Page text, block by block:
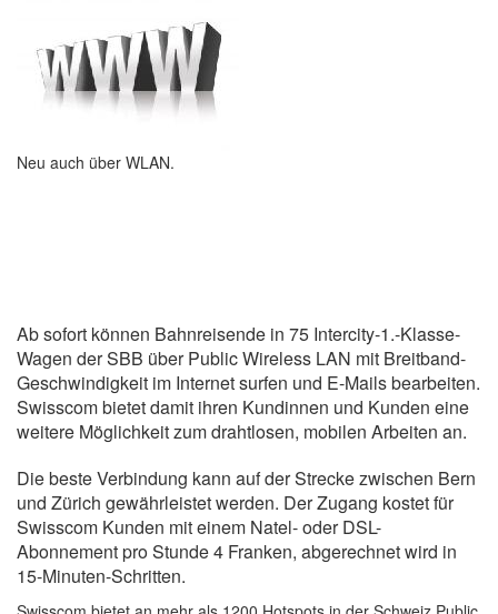
Neu auch über WLAN.
Ab sofort können Bahnreisende in 75 Intercity-1.-Klasse-
Wagen der SBB über Public Wireless LAN mit Breitband-
Geschwindigkeit im Internet surfen und E-Mails bearbeiten.
Swisscom bietet damit ihren Kundinnen und Kunden eine
weitere Möglichkeit zum drahtlosen, mobilen Arbeiten an.
Die beste Verbindung kann auf der Strecke zwischen Bern
und Zürich gewährleistet werden. Der Zugang kostet für
Swisscom Kunden mit einem Natel- oder DSL-
Abonnement pro Stunde 4 Franken, abgerechnet wird in
15-Minuten-Schritten.